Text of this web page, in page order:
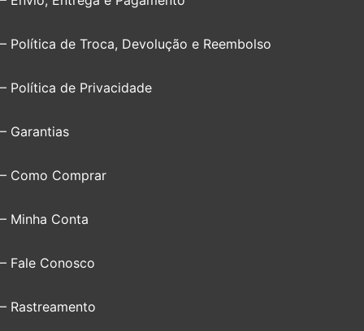
– Política de Troca, Devolução e Reembolso
– Política de Privacidade
– Garantias
– Como Comprar
– Minha Conta
– Fale Conosco
– Rastreamento